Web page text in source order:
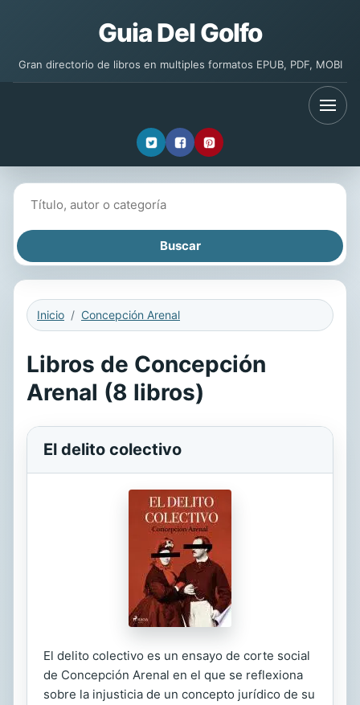
Guia Del Golfo
Gran directorio de libros en multiples formatos EPUB, PDF, MOBI
Inicio Concepción Arenal
Libros de Concepción
Arenal (8 libros)
El delito colectivo
El delito colectivo es un ensayo de corte social
de Concepción Arenal en el que se reflexiona
sobre la injusticia de un concepto jurídico de su